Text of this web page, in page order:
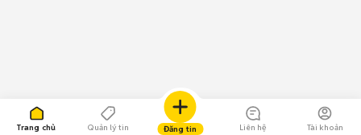
Trang chủ Quản lý tin Đăng tin Liên hệ Tài khoản